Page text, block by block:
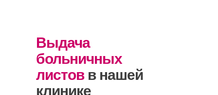
Выдача
больничных
листовв нашей
клинике